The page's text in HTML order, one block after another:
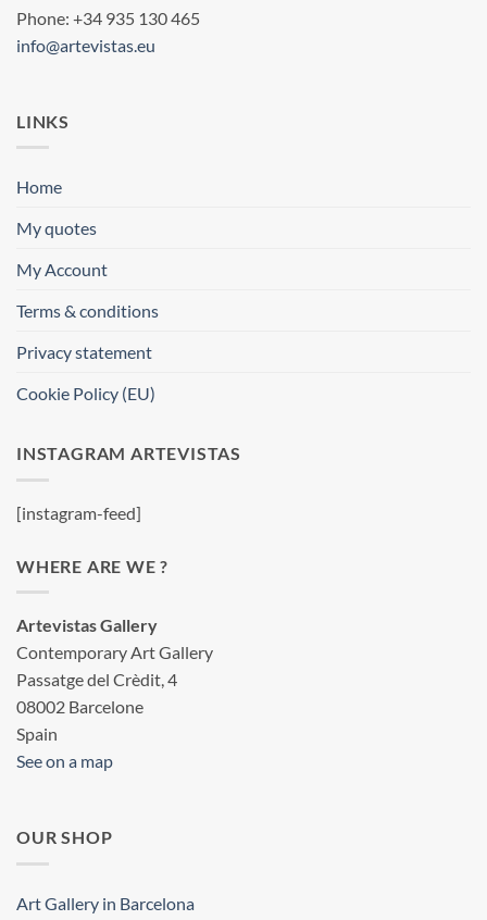
Phone: +34 935 130 465
info@artevistas.eu
LINKS
Home
My quotes
My Account
Terms & conditions
Privacy statement
Cookie Policy (EU)
INSTAGRAM ARTEVISTAS
[instagram-feed]
WHERE ARE WE ?
Artevistas Gallery
Contemporary Art Gallery
Passatge del Crèdit, 4
08002 Barcelone
Spain
See on a map
OUR SHOP
Art Gallery in Barcelona